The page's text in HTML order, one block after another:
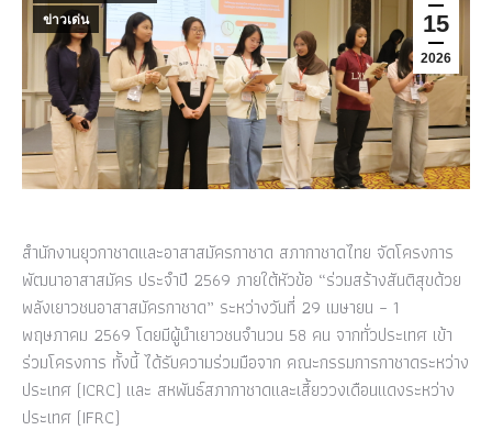
15
2026
ข่าวเด่น
สำนักงานยุวกาชาดและอาสาสมัครกาชาด สภากาชาดไทย จัดโครงการ
พัฒนาอาสาสมัคร ประจำปี 2569 ภายใต้หัวข้อ “ร่วมสร้างสันติสุขด้วย
พลังเยาวชนอาสาสมัครกาชาด” ระหว่างวันที่ 29 เมษายน – 1
พฤษภาคม 2569 โดยมีผู้นำเยาวชนจำนวน 58 คน จากทั่วประเทศ เข้า
ร่วมโครงการ ทั้งนี้ ได้รับความร่วมมือจาก คณะกรรมการกาชาดระหว่าง
ประเทศ (ICRC) และ สหพันธ์สภากาชาดและเสี้ยววงเดือนแดงระหว่าง
ประเทศ (IFRC)